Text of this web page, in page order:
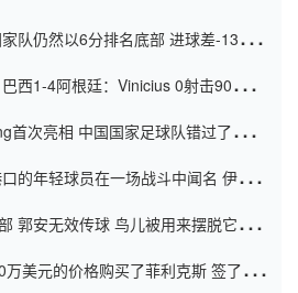
队仍然以6分排名底部 进球差-13令人
西1-4阿根廷：Vinicius 0射击90分钟
首次亮相 中国国家足球队错过了世界
的年轻球员在一场战斗中闻名 伊万放
郭安无效传球 鸟儿被用来摆脱它
美元的价格购买了菲利克斯 签了7年